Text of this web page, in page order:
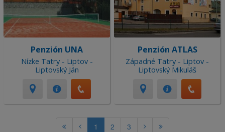
Penzión UNA
Nízke Tatry - Liptov -
Liptovský Ján
Penzión ATLAS
Západné Tatry - Liptov -
Liptovský Mikuláš
1 2 3